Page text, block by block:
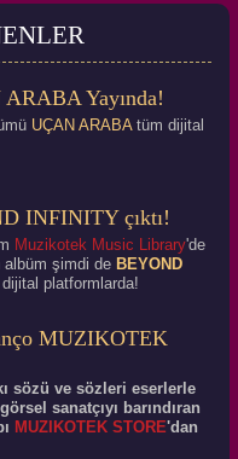
Yayında!
UÇAN ARABAtüm dijital
INFINITY çıktı!
Muzikotek Music Library'de
albüm şimdi de BEYOND
platformlarda!
MUZIKOTEK
sözü ve sözleri eserlerle
sanatçıyı barındıran
MUZIKOTEK STORE'dan